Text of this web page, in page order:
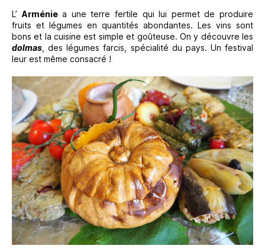
L’ Arméniea une terre fertile qui lui permet de produire
fruits et légumes en quantités abondantes. Les vins sont
bons et la cuisine est simple et goûteuse. On y découvre les
dolmas , des légumes farcis, spécialité du pays. Un festival
leur est même consacré !